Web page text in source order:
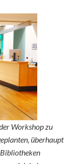
Workshop zu
überhaupt